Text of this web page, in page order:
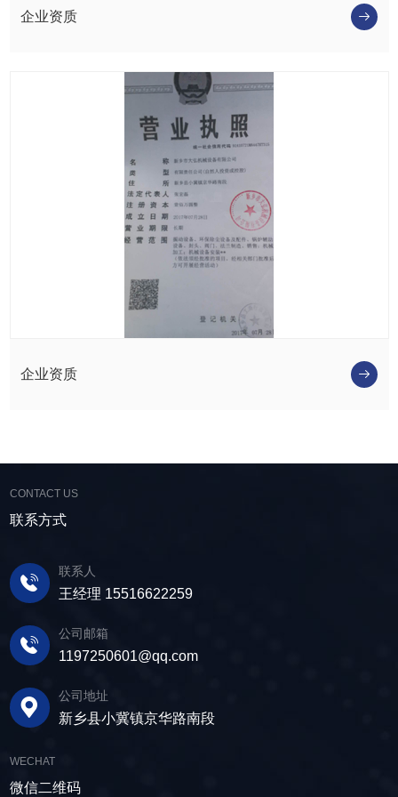
企业资质
企业资质
CONTACT US
联系方式
联系人
王经理 15516622259
公司邮箱
1197250601@qq.com
公司地址
新乡县小冀镇京华路南段
WECHAT
微信二维码